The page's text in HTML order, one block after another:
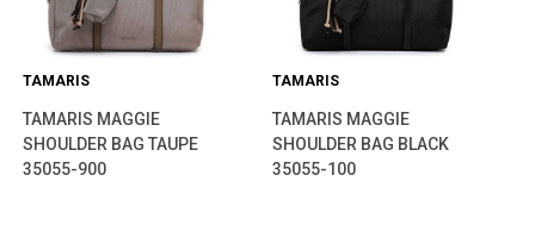
TAMARIS
TAMARIS MAGGIE
SHOULDER BAG TAUPE
35055-900
TAMARIS
TAMARIS MAGGIE
SHOULDER BAG BLACK
35055-100